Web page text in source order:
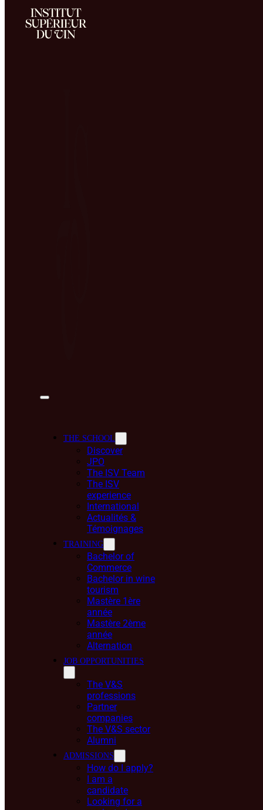
THE SCHOOL
Discover
JPO
The ISV Team
The ISV
experience
International
Actualités &
Témoignages
TRAINING
Bachelor of
Commerce
Bachelor in wine
tourism
Mastère 1ère
année
Mastère 2ème
année
Alternation
JOB OPPORTUNITIES
The V&S
professions
Partner
companies
The V&S sector
Alumni
ADMISSIONS
How do I apply?
I am a
candidate
Looking for a